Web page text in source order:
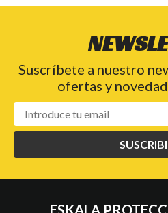
Suscríbete a nuestro
ofertas y